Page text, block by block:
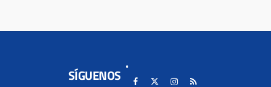
SÍGUENOS